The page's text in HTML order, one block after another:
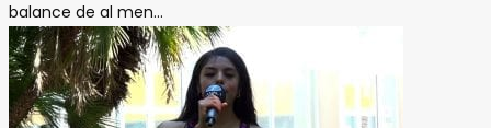
balance de al men...